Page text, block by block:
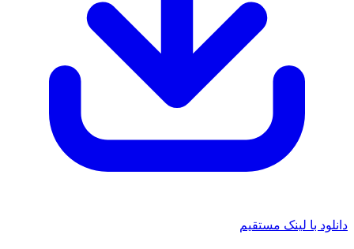
دانلود با لینک مستقیم